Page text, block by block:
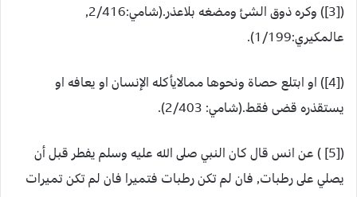
([3]) وكره ذوق الشئ ومضغه بلاعذر.(شامي:2/416,
عالمكيري:1/199).
([4]) او ابتلع حصاة ونحوها ممالايأكله الإنسان او يعافه او
يستقذره قضى فقط.(شامي: 2/403).
([5] ) عن انس قال كان النبي صلى الله عليه وسلم يفطر قبل أن
يصلي على رطبات, فان لم تكن رطبات فتميرا فان لم تكن تميرات